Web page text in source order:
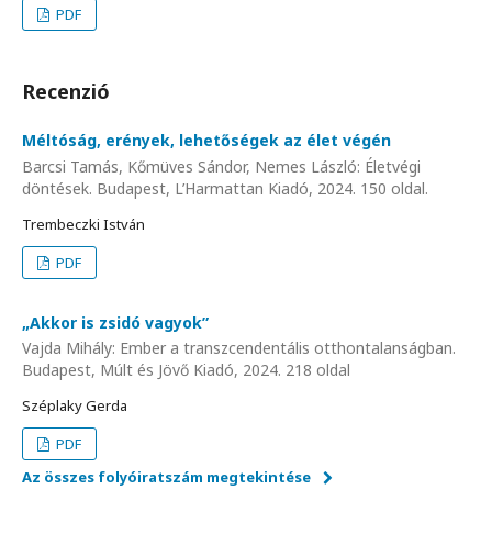
PDF
Recenzió
Méltóság, erények, lehetőségek az élet végén
Barcsi Tamás, Kőmüves Sándor, Nemes László: Életvégi
döntések. Budapest, L’Harmattan Kiadó, 2024. 150 oldal.
Trembeczki István
PDF
„Akkor is zsidó vagyok”
Vajda Mihály: Ember a transzcendentális otthontalanságban.
Budapest, Múlt és Jövő Kiadó, 2024. 218 oldal
Széplaky Gerda
PDF
Az összes folyóiratszám megtekintése